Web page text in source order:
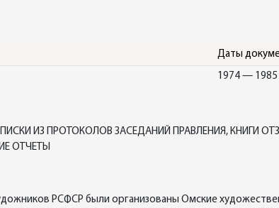
Даты
1974 — 1985
ИЗ ПРОТОКОЛОВ ЗАСЕДАНИЙ ПРАВЛЕНИЯ, КНИГИ
ОТЧЕТЫ
РСФСР были организованы Омские